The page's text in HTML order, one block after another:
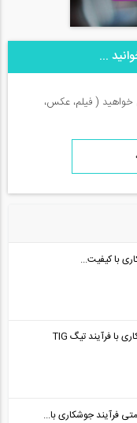
( فیلم، عکس،
با کیفیت...
آموزش تخصصی جوشکاری با فرآیند تیگ TIG